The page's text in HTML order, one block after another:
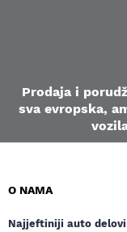
Prodaja i
sva evropska,
O NAMA
Najjeftiniji auto delovi